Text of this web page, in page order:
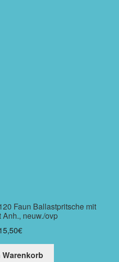
Faun Ballastpritsche mit
Anh., neuw./ovp
€
Warenkorb